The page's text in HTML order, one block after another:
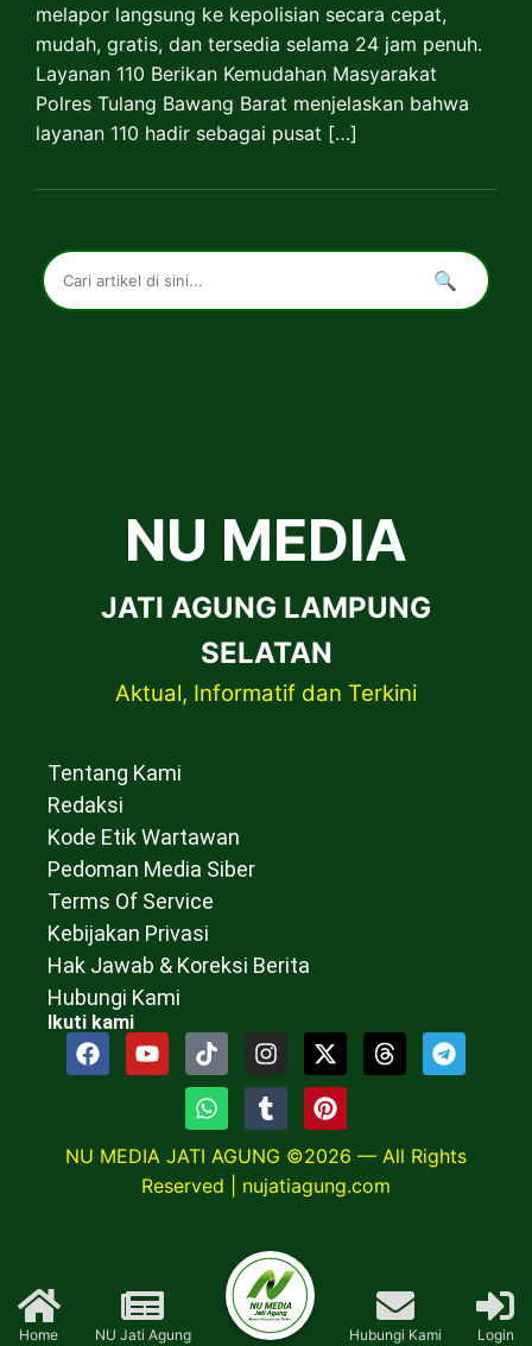
melapor langsung ke kepolisian secara cepat,
mudah, gratis, dan tersedia selama 24 jam penuh.
Layanan 110 Berikan Kemudahan Masyarakat
Polres Tulang Bawang Barat menjelaskan bahwa
layanan 110 hadir sebagai pusat […]
🔍
NU MEDIA
JATI AGUNG LAMPUNG
SELATAN
Aktual, Informatif dan Terkini
Tentang Kami
Redaksi
Kode Etik Wartawan
Pedoman Media Siber
Terms Of Service
Kebijakan Privasi
Hak Jawab & Koreksi Berita
Hubungi Kami
Ikuti kami
NU MEDIA JATI AGUNG ©2026 — All Rights
Reserved | nujatiagung.com
Home NU Jati Agung Hubungi Kami Login